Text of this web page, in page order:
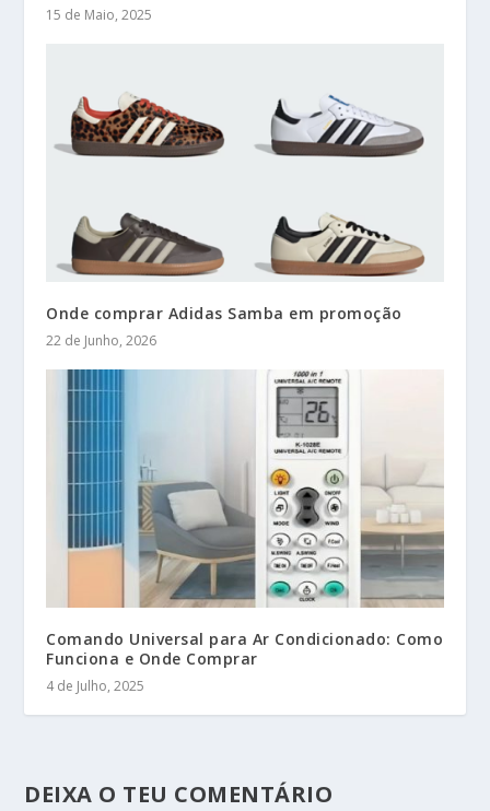
15 de Maio, 2025
Onde comprar Adidas Samba em promoção
22 de Junho, 2026
Comando Universal para Ar Condicionado: Como
Funciona e Onde Comprar
4 de Julho, 2025
DEIXA O TEU COMENTÁRIO